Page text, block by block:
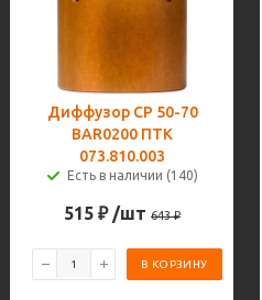
Диффузор CP 50-70
BAR0200 ПТК
073.810.003
Есть в наличии (140)
515 ₽ /шт 643₽
В КОРЗИНУ